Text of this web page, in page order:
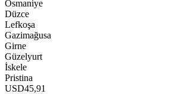
Osmaniye
Düzce
Lefkoşa
Gazimağusa
Girne
Güzelyurt
İskele
Pristina
USD45,91